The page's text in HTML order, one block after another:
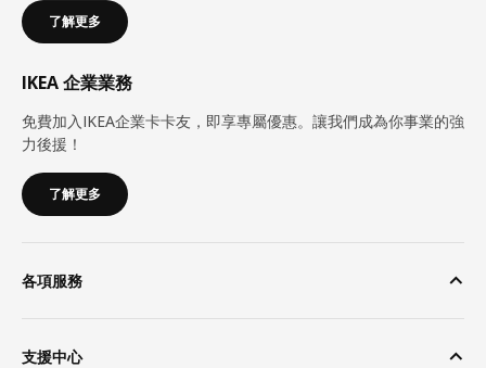
了解更多
IKEA 企業業務
免費加入IKEA企業卡卡友，即享專屬優惠。讓我們成為你事業的強
力後援！
了解更多
各項服務
支援中心